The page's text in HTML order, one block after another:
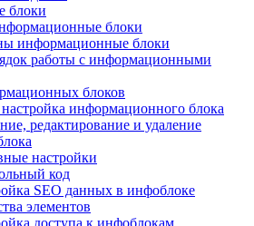
блоки
блоки
информационные блоки
работы с информационными
блоков
информационного блока
редактирование и удаление
настройки
код
SEO данных в инфоблоке
элементов
доступа к инфоблокам